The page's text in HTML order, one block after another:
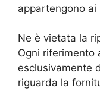
appartengono
Ne è vietata la
Ogni riferimento
esclusivamente
riguarda la